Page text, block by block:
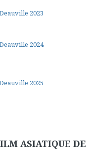
2023
2024
2025
ASIATIQUE DE